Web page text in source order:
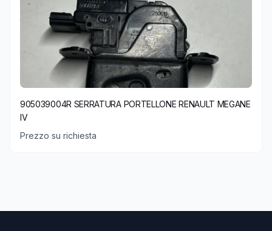
905039004R SERRATURA PORTELLONE RENAULT MEGANE
IV
Prezzo su richiesta